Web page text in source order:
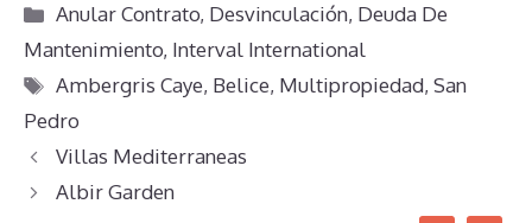
Categorías
Anular Contrato, Desvinculación, Deuda De
Mantenimiento, Interval International
Etiquetas
Ambergris Caye, Belice, Multipropiedad,San
Pedro
Villas Mediterraneas
Albir Garden